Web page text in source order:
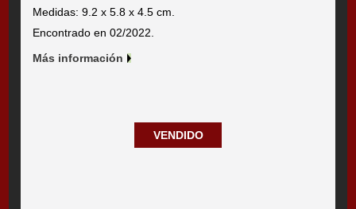
Medidas: 9.2 x 5.8 x 4.5 cm.
Encontrado en 02/2022.
Más información
VENDIDO